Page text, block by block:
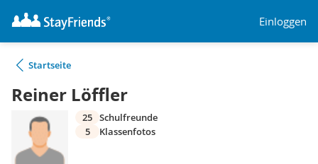
Einloggen
Startseite
Reiner Löffler
25 Schulfreunde
5
Klassenfotos